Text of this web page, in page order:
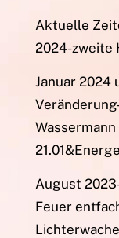
Aktuelle
2024-zweite
Januar 2024
August
Feuer